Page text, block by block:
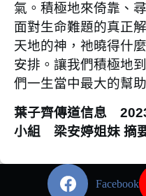
氣。積極地來倚靠、
面對生命難題的真正
天地的神，祂曉得什
安排。讓我們積極地
們一生當中最大的幫助
葉子齊傳道信息
小組 梁安婷姐妹 摘
Facebook